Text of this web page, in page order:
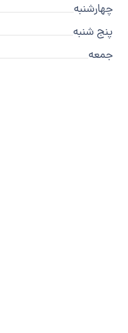
چهارشنبه
پنج شنبه
جمعه